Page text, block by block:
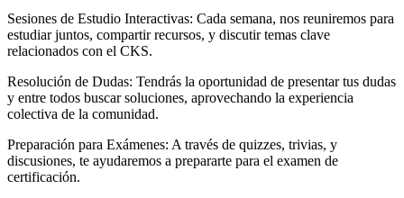
Sesiones de Estudio Interactivas: Cada semana, nos reuniremos para
estudiar juntos, compartir recursos, y discutir temas clave
relacionados con el CKS.
Resolución de Dudas: Tendrás la oportunidad de presentar tus dudas
y entre todos buscar soluciones, aprovechando la experiencia
colectiva de la comunidad.
Preparación para Exámenes: A través de quizzes, trivias, y
discusiones, te ayudaremos a prepararte para el examen de
certificación.